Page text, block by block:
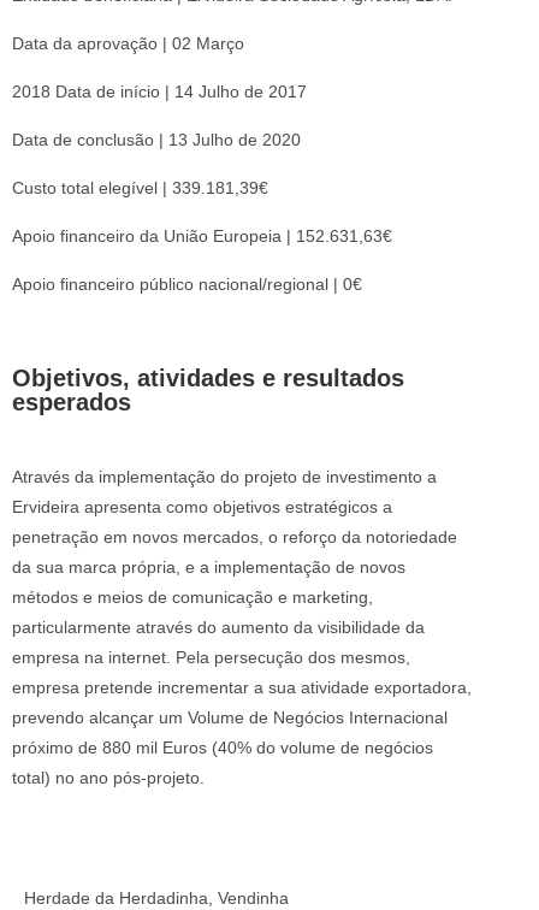
Data da aprovação | 02 Março
2018 Data de início | 14 Julho de 2017
Data de conclusão | 13 Julho de 2020
Custo total elegível | 339.181,39€
Apoio financeiro da União Europeia | 152.631,63€
Apoio financeiro público nacional/regional | 0€
Objetivos, atividades e resultados
esperados
Através da implementação do projeto de investimento a
Ervideira apresenta como objetivos estratégicos a
penetração em novos mercados, o reforço da notoriedade
da sua marca própria, e a implementação de novos
métodos e meios de comunicação e marketing,
particularmente através do aumento da visibilidade da
empresa na internet. Pela persecução dos mesmos,
empresa pretende incrementar a sua atividade exportadora,
prevendo alcançar um Volume de Negócios Internacional
próximo de 880 mil Euros (40% do volume de negócios
total) no ano pós-projeto.
Herdade da Herdadinha, Vendinha